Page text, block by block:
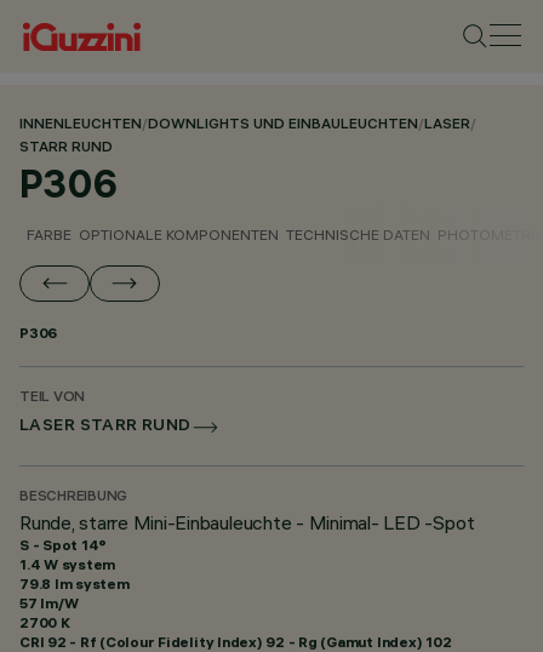
INNENLEUCHTEN/DOWNLIGHTS UND EINBAULEUCHTEN/LASER/
STARR RUND
P306
FARBE OPTIONALE KOMPONENTEN TECHNISCHE DATEN
P306
TEIL VON
LASER STARR RUND
BESCHREIBUNG
Runde, starre Mini-Einbauleuchte - Minimal- LED -Spot
S - Spot 14°
1.4 W system
79.8 lm system
57 lm/W
2700 K
CRI 92 - Rf (Colour Fidelity Index) 92 - Rg (Gamut Index) 102